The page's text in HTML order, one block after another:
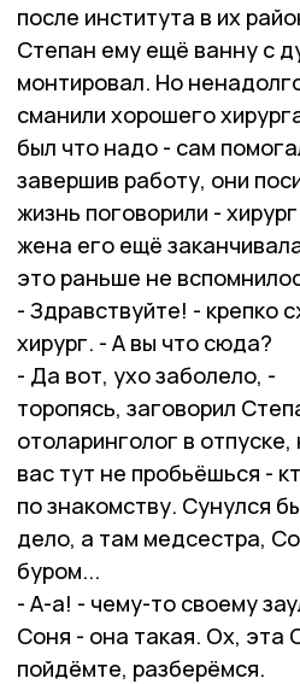
после института в их
Степан ему ещё ванну с
монтировал. Но
сманили хорошего
был что надо - сам
завершив работу, они
жизнь поговорили -
жена его ещё
это раньше не
- Здравствуйте! - крепко
хирург. - А вы что сюда?
- Да вот, ухо заболело, -
торопясь, заговорил
отоларинголог в
вас тут не пробьёшься -
по знакомству. Сунулся
дело, а там медсестра,
буром...
- А-а! - чему-то своему
Соня - она такая. Ох, эта
пойдёмте, разберёмся.